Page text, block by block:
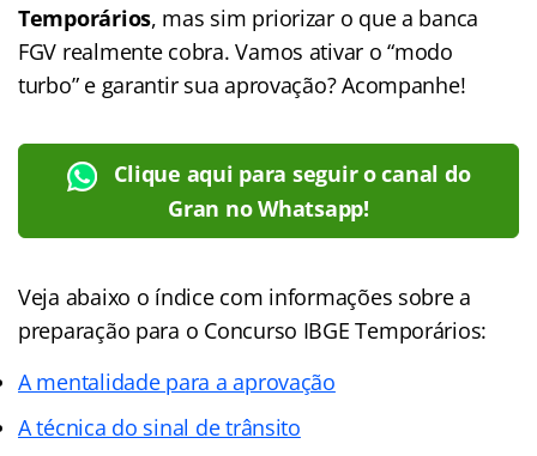
Temporários, mas sim priorizar o que a banca
FGV realmente cobra. Vamos ativar o “modo
turbo” e garantir sua aprovação? Acompanhe!
Clique aqui para seguir o canal do
Gran no Whatsapp!
Veja abaixo o índice com informações sobre a
preparação para o Concurso IBGE Temporários:
A mentalidade para a aprovação
A técnica do sinal de trânsito